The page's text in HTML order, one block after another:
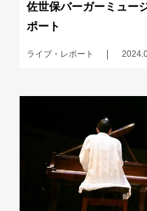
佐世保バーガーミュー
ポート
ライブ・レポート